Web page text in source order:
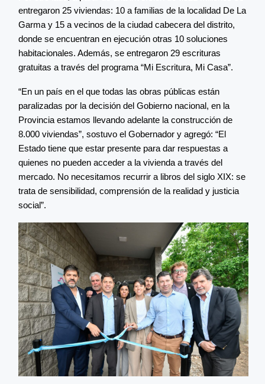
entregaron 25 viviendas: 10 a familias de la localidad De La
Garma y 15 a vecinos de la ciudad cabecera del distrito,
donde se encuentran en ejecución otras 10 soluciones
habitacionales. Además, se entregaron 29 escrituras
gratuitas a través del programa “Mi Escritura, Mi Casa”.
“En un país en el que todas las obras públicas están
paralizadas por la decisión del Gobierno nacional, en la
Provincia estamos llevando adelante la construcción de
8.000 viviendas”, sostuvo el Gobernador y agregó: “El
Estado tiene que estar presente para dar respuestas a
quienes no pueden acceder a la vivienda a través del
mercado. No necesitamos recurrir a libros del siglo XIX: se
trata de sensibilidad, comprensión de la realidad y justicia
social”.